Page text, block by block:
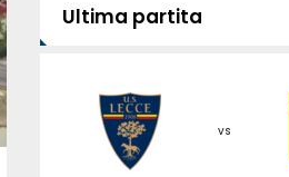
Ultima partita
vs